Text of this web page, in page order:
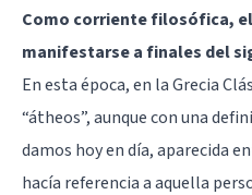
Como corriente filosófica,
manifestarse a finales del
En esta época, en la Grecia
“átheos”, aunque con una
damos hoy en día, aparecida
hacía referencia a aquella